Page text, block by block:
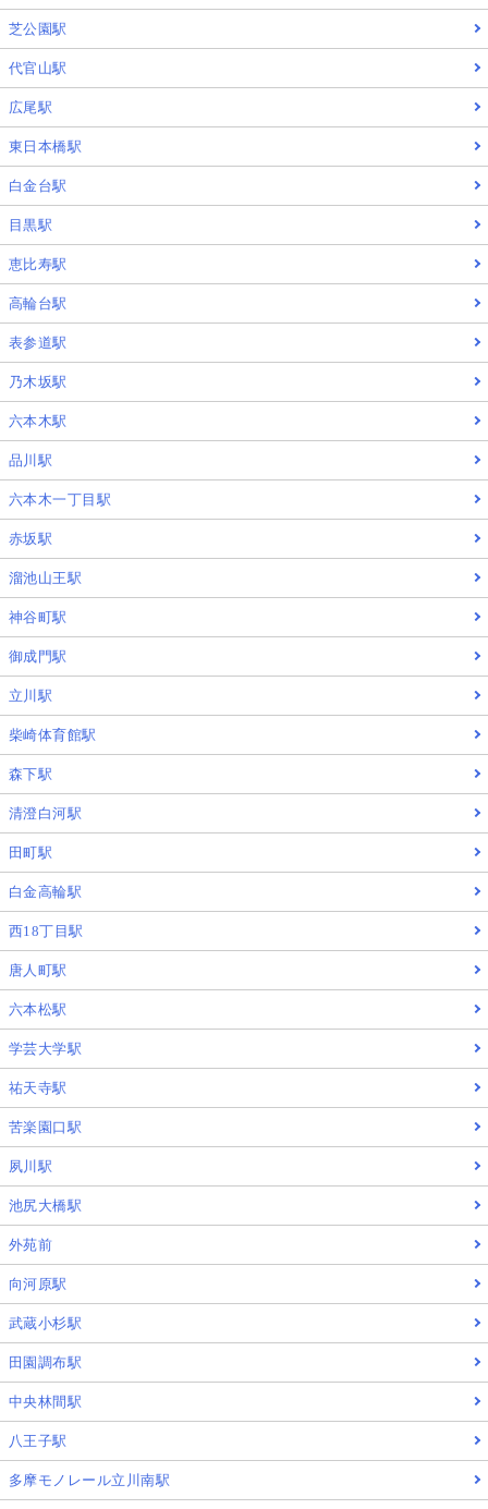
芝公園駅
代官山駅
広尾駅
東日本橋駅
白金台駅
目黒駅
恵比寿駅
高輪台駅
表参道駅
乃木坂駅
六本木駅
品川駅
六本木一丁目駅
赤坂駅
溜池山王駅
神谷町駅
御成門駅
立川駅
柴崎体育館駅
森下駅
清澄白河駅
田町駅
白金高輪駅
西18丁目駅
唐人町駅
六本松駅
学芸大学駅
祐天寺駅
苦楽園口駅
夙川駅
池尻大橋駅
外苑前
向河原駅
武蔵小杉駅
田園調布駅
中央林間駅
八王子駅
多摩モノレール立川南駅